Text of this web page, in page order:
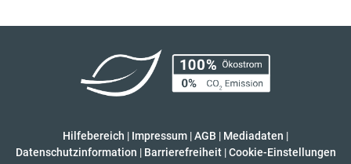
Hilfebereich | Impressum |AGB | Mediadaten |
Datenschutzinformation | Barrierefreiheit | Cookie-Einstellungen